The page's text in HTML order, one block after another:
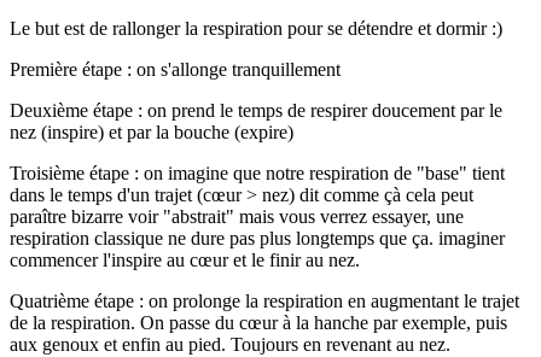
Le but est de rallonger la respiration pour se détendre et dormir :)
Première étape : on s'allonge tranquillement
Deuxième étape : on prend le temps de respirer doucement par le
nez (inspire) et par la bouche (expire)
Troisième étape : on imagine que notre respiration de "base" tient
dans le temps d'un trajet (cœur > nez) dit comme çà cela peut
paraître bizarre voir "abstrait" mais vous verrez essayer, une
respiration classique ne dure pas plus longtemps que ça. imaginer
commencer l'inspire au cœur et le finir au nez.
Quatrième étape : on prolonge la respiration en augmentant le trajet
de la respiration. On passe du cœur à la hanche par exemple, puis
aux genoux et enfin au pied. Toujours en revenant au nez.